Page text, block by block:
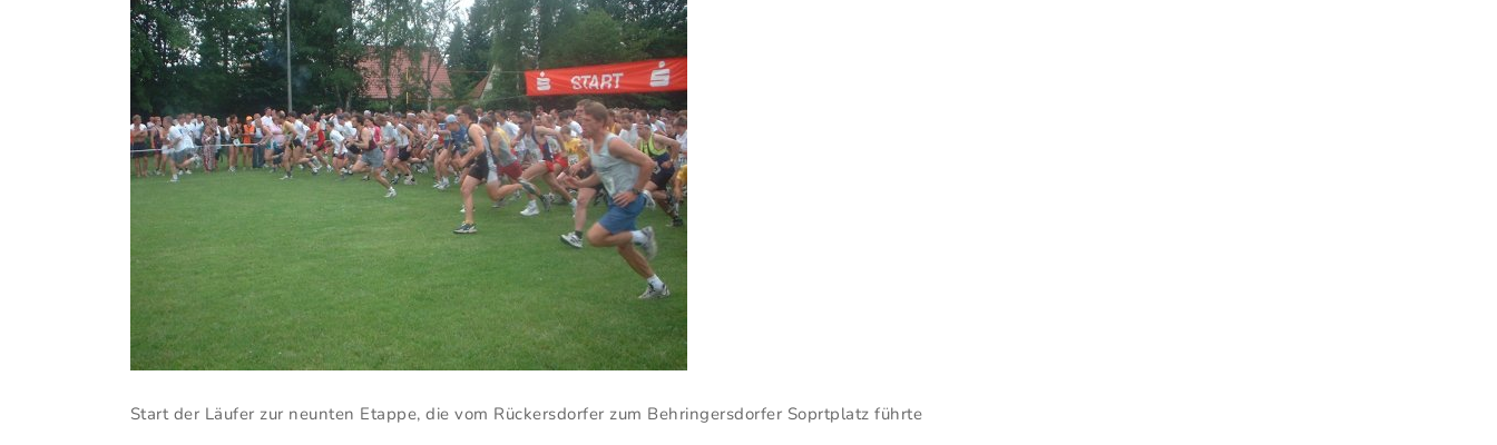
Start der Läufer zur neunten Etappe, die vom Rückersdorfer zum Behringersdorfer Soprtplatz führte